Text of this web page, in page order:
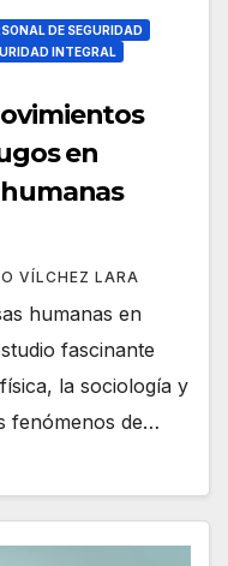
DE SEGURIDAD
INTEGRAL
en
VÍLCHEZ LARA
humanas en
fascinante
la sociología y
fenómenos de…